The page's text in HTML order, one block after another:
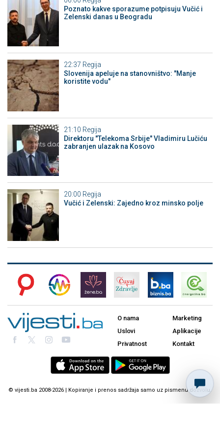
Poznato kakve sporazume potpisuju Vučić i
Zelenski danas u Beogradu
22:37 Regija
Slovenija apeluje na stanovništvo: "Manje
koristite vodu"
21:10 Regija
Direktoru "Telekoma Srbije" Vladimiru Lučiću
zabranjen ulazak na Kosovo
20:00 Regija
Vučić i Zelenski: Zajedno kroz minsko polje
O nama
Uslovi
Privatnost
Marketing
Aplikacije
Kontakt
© vijesti.ba 2008-2026 | Kopiranje i prenos sadržaja samo uz pismenu dozvolu.